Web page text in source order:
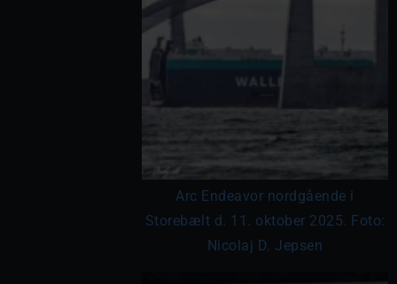
Arc Endeavor nordgående i
Storebælt d. 11. oktober 2025. Foto:
Nicolaj D. Jepsen